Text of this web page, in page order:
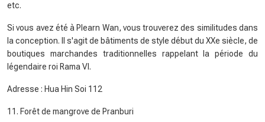
etc.
Si vous avez été à Plearn Wan, vous trouverez des similitudes dans
la conception. Il s'agit de bâtiments de style début du XXe siècle, de
boutiques marchandes traditionnelles rappelant la période du
légendaire roi Rama VI.
Adresse : Hua Hin Soi 112
11. Forêt de mangrove de Pranburi